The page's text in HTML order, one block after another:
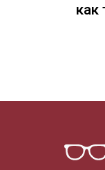
как